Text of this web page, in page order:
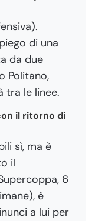
di una
da due
Politano,
tra le linee.
il ritorno di
sì, ma è
il
6
è
a lui per